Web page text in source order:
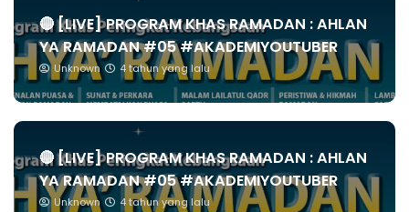
🔴 [LIVE] PROGRAM KHAS RAMADAN : AHLAN
YA RAMADAN #05 #AKADEMIYOUTUBER
Unknown 4 tahun yang lalu
🔴 [LIVE] PROGRAM KHAS RAMADAN : AHLAN
YA RAMADAN #05 #AKADEMIYOUTUBER
Unknown 4 tahun yang lalu